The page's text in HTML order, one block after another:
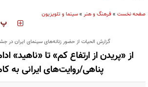
صفحه نخست »فرهنگ و هنر »سینما و تلویزیون
‍‍‍ پ
گزارش الحیات از حضور زنانه‌های سینمای ایران در
از «پریدن از ارتفاع کم» تا «ناهید»
پناهی/روایت‌های ایرانی به